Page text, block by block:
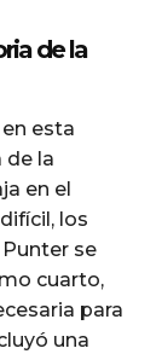
de la
esta
de la
en el
los
se
cuarto,
para
una